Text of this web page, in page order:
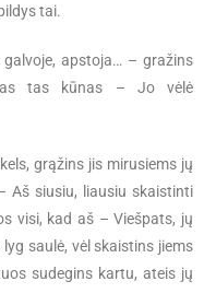
tai.
apstoja… – gražins
tas kūnas – Jo vėlė
grąžins jis mirusiems jų
Aš siusiu, liausiu skaistinti
visi, kad aš – Viešpats, jų
saulė, vėl skaistins jiems
sudegins kartu, ateis jų